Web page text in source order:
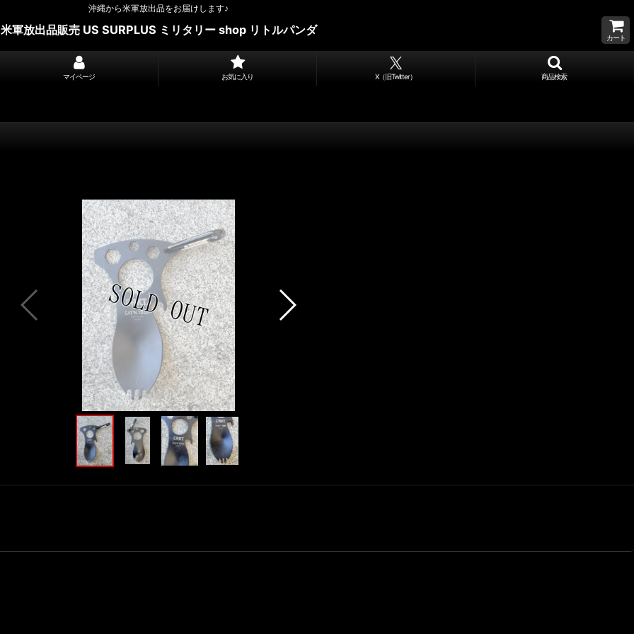
沖縄から米軍放出品をお届けします♪
米軍放出品販売 US SURPLUS ミリタリー shop リトルパンダ
カート
マイページ お気に入り X（旧Twitter） 商品検索